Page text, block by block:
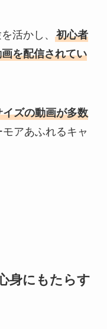
活かし、 初心者
を配信されてい
ズの動画が多数
アあふれるキャ
身にもたらす